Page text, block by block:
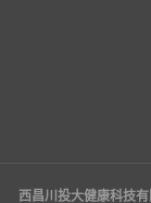
西昌川投大健康科技